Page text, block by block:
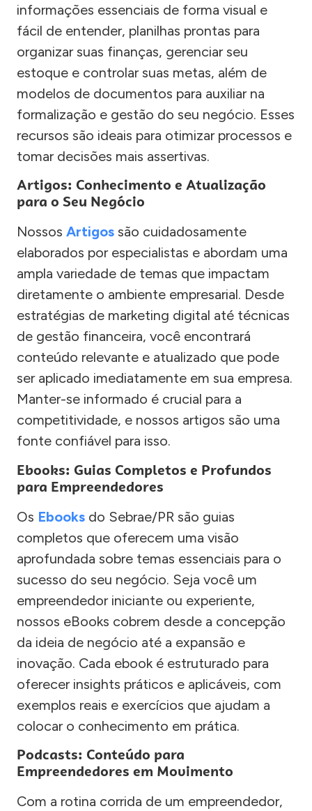
informações essenciais de forma visual e
fácil de entender, planilhas prontas para
organizar suas finanças, gerenciar seu
estoque e controlar suas metas, além de
modelos de documentos para auxiliar na
formalização e gestão do seu negócio. Esses
recursos são ideais para otimizar processos e
tomar decisões mais assertivas.
Artigos: Conhecimento e Atualização
para o Seu Negócio
Nossos Artigos são cuidadosamente
elaborados por especialistas e abordam uma
ampla variedade de temas que impactam
diretamente o ambiente empresarial. Desde
estratégias de marketing digital até técnicas
de gestão financeira, você encontrará
conteúdo relevante e atualizado que pode
ser aplicado imediatamente em sua empresa.
Manter-se informado é crucial para a
competitividade, e nossos artigos são uma
fonte confiável para isso.
Ebooks: Guias Completos e Profundos
para Empreendedores
Os Ebooks do Sebrae/PR são guias
completos que oferecem uma visão
aprofundada sobre temas essenciais para o
sucesso do seu negócio. Seja você um
empreendedor iniciante ou experiente,
nossos eBooks cobrem desde a concepção
da ideia de negócio até a expansão e
inovação. Cada ebook é estruturado para
oferecer insights práticos e aplicáveis, com
exemplos reais e exercícios que ajudam a
colocar o conhecimento em prática.
Podcasts: Conteúdo para
Empreendedores em Movimento
Com a rotina corrida de um empreendedor,